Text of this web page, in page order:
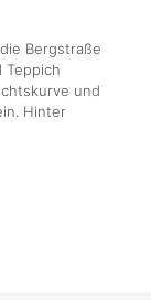
Bergstraße
Teppich
und
Hinter